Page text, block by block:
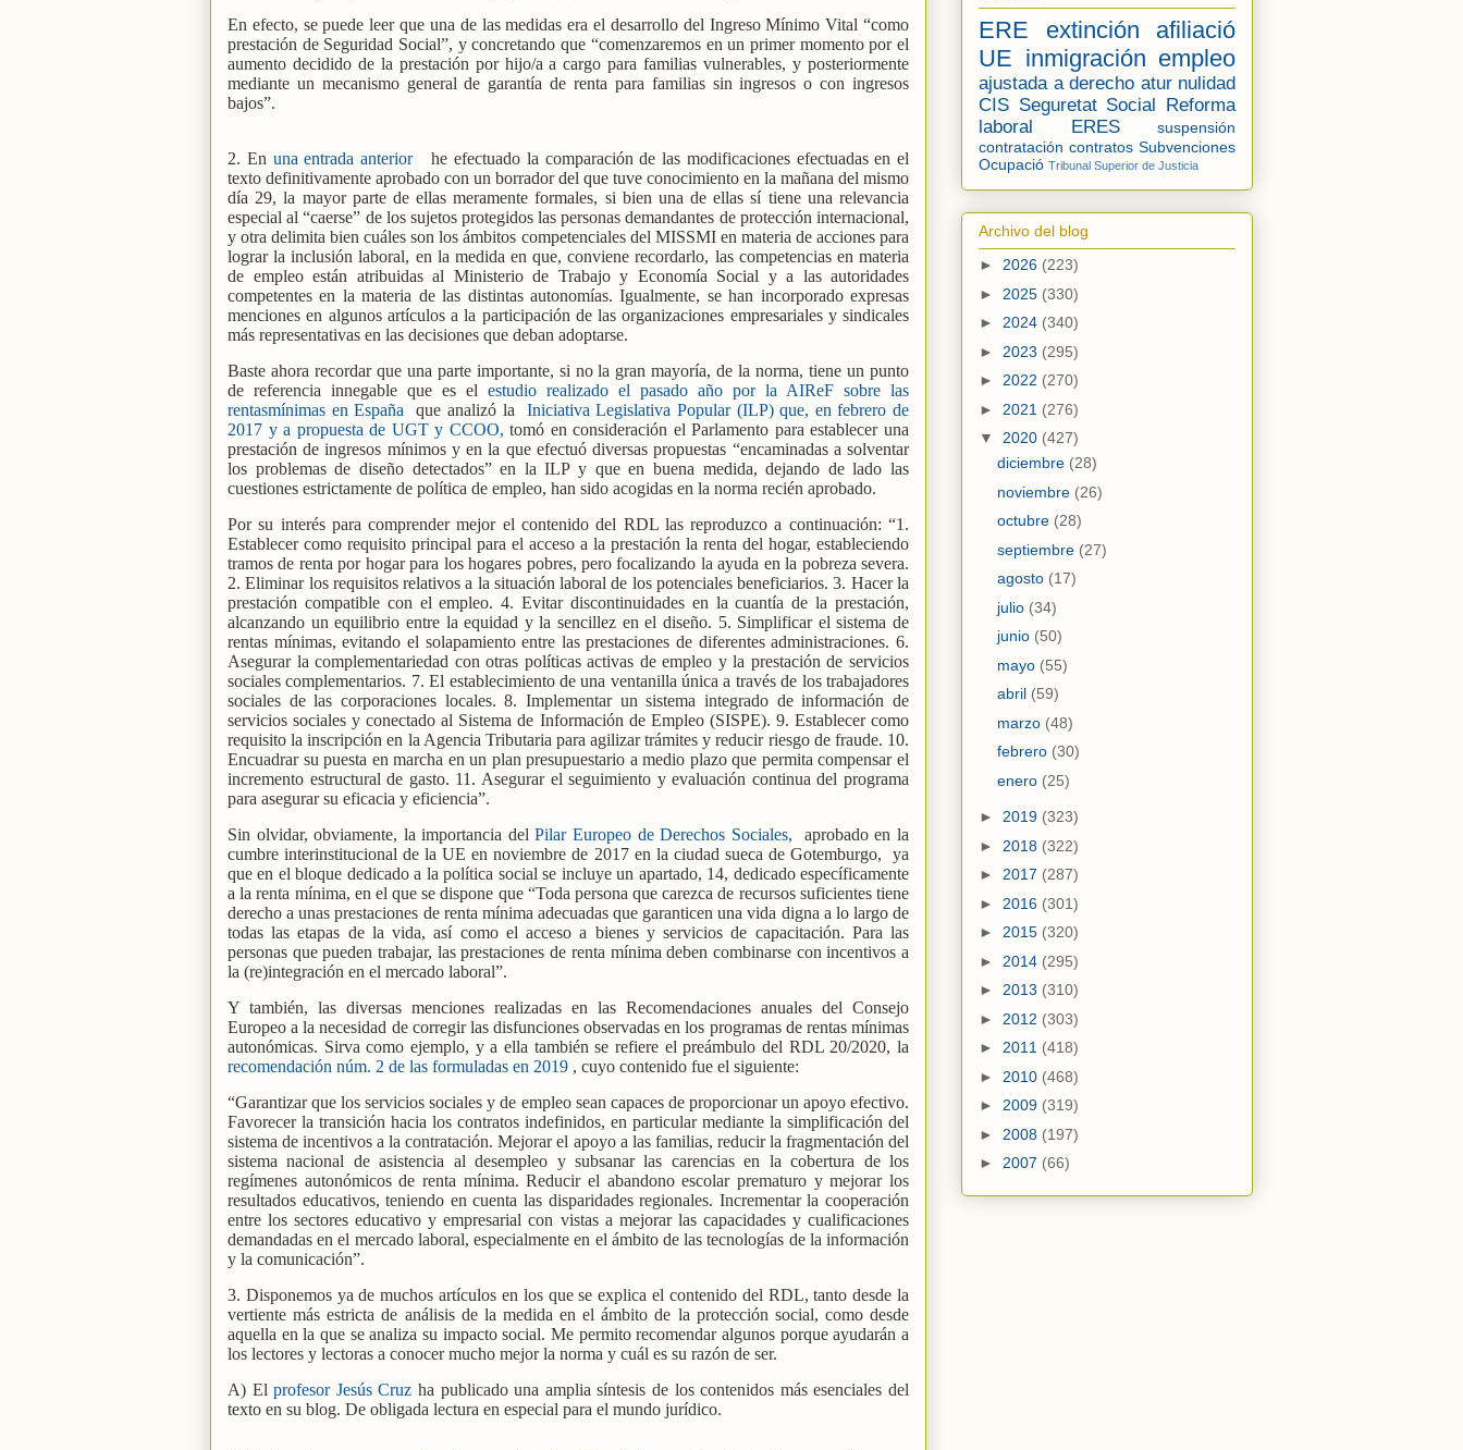
En efecto, se puede leer que una de las medidas era el desarrollo del Ingreso Mínimo Vital “como
prestación de Seguridad Social”, y concretando que “comenzaremos en un primer momento por el
aumento decidido de la prestación por hijo/a a cargo para familias vulnerables, y posteriormente
mediante un mecanismo general de garantía de renta para familias sin ingresos o con ingresos
bajos”.
2. En una entrada anterior
he efectuado la comparación de las modificaciones efectuadas en el
texto definitivamente aprobado con un borrador del que tuve conocimiento en la mañana del mismo
día 29, la mayor parte de ellas meramente formales, si bien una de ellas sí tiene una relevancia
especial al “caerse” de los sujetos protegidos las personas demandantes de protección internacional,
y otra delimita bien cuáles son los ámbitos competenciales del MISSMI en materia de acciones para
lograr la inclusión laboral, en la medida en que, conviene recordarlo, las competencias en materia
de empleo están atribuidas al Ministerio de Trabajo y Economía Social y a las autoridades
competentes en la materia de las distintas autonomías. Igualmente, se han incorporado expresas
menciones en algunos artículos a la participación de las organizaciones empresariales y sindicales
más representativas en las decisiones que deban adoptarse.
Baste ahora recordar que una parte importante, si no la gran mayoría, de la norma, tiene un punto
de referencia innegable que es el estudio realizado el pasado año por la AIReF sobre las
rentasmínimas en España
que analizó la
Iniciativa Legislativa Popular (ILP) que, en febrero de
2017 y a propuesta de UGT y CCOO, tomó en consideración el Parlamento para establecer una
prestación de ingresos mínimos y en la que efectuó diversas propuestas “encaminadas a solventar
los problemas de diseño detectados” en la ILP y que en buena medida, dejando de lado las
cuestiones estrictamente de política de empleo, han sido acogidas en la norma recién aprobado.
Por su interés para comprender mejor el contenido del RDL las reproduzco a continuación: “1.
Establecer como requisito principal para el acceso a la prestación la renta del hogar, estableciendo
tramos de renta por hogar para los hogares pobres, pero focalizando la ayuda en la pobreza severa.
2. Eliminar los requisitos relativos a la situación laboral de los potenciales beneficiarios. 3. Hacer la
prestación compatible con el empleo. 4. Evitar discontinuidades en la cuantía de la prestación,
alcanzando un equilibrio entre la equidad y la sencillez en el diseño. 5. Simplificar el sistema de
rentas mínimas, evitando el solapamiento entre las prestaciones de diferentes administraciones. 6.
Asegurar la complementariedad con otras políticas activas de empleo y la prestación de servicios
sociales complementarios. 7. El establecimiento de una ventanilla única a través de los trabajadores
sociales de las corporaciones locales. 8. Implementar un sistema integrado de información de
servicios sociales y conectado al Sistema de Información de Empleo (SISPE). 9. Establecer como
requisito la inscripción en la Agencia Tributaria para agilizar trámites y reducir riesgo de fraude. 10.
Encuadrar su puesta en marcha en un plan presupuestario a medio plazo que permita compensar el
incremento estructural de gasto. 11. Asegurar el seguimiento y evaluación continua del programa
para asegurar su eficacia y eficiencia”.
Sin olvidar, obviamente, la importancia delPilar Europeo de Derechos Sociales,
aprobado en la
cumbre interinstitucional de la UE en noviembre de 2017 en la ciudad sueca de Gotemburgo,
ya
que en el bloque dedicado a la política social se incluye un apartado, 14, dedicado específicamente
a la renta mínima, en el que se dispone que “Toda persona que carezca de recursos suficientes tiene
derecho a unas prestaciones de renta mínima adecuadas que garanticen una vida digna a lo largo de
todas las etapas de la vida, así como el acceso a bienes y servicios de capacitación. Para las
personas que pueden trabajar, las prestaciones de renta mínima deben combinarse con incentivos a
la (re)integración en el mercado laboral”.
Y también, las diversas menciones realizadas en las Recomendaciones anuales del Consejo
Europeo a la necesidad de corregir las disfunciones observadas en los programas de rentas mínimas
autonómicas. Sirva como ejemplo, y a ella también se refiere el preámbulo del RDL 20/2020, la
recomendación núm. 2 de las formuladas en 2019 , cuyo contenido fue el siguiente:
“Garantizar que los servicios sociales y de empleo sean capaces de proporcionar un apoyo efectivo.
Favorecer la transición hacia los contratos indefinidos, en particular mediante la simplificación del
sistema de incentivos a la contratación. Mejorar el apoyo a las familias, reducir la fragmentación del
sistema nacional de asistencia al desempleo y subsanar las carencias en la cobertura de los
regímenes autonómicos de renta mínima. Reducir el abandono escolar prematuro y mejorar los
resultados educativos, teniendo en cuenta las disparidades regionales. Incrementar la cooperación
entre los sectores educativo y empresarial con vistas a mejorar las capacidades y cualificaciones
demandadas en el mercado laboral, especialmente en el ámbito de las tecnologías de la información
y la comunicación”.
3. Disponemos ya de muchos artículos en los que se explica el contenido del RDL, tanto desde la
vertiente más estricta de análisis de la medida en el ámbito de la protección social, como desde
aquella en la que se analiza su impacto social. Me permito recomendar algunos porque ayudarán a
los lectores y lectoras a conocer mucho mejor la norma y cuál es su razón de ser.
A) Elprofesor Jesús Cruzha publicado una amplia síntesis de los contenidos más esenciales del
texto en su blog. De obligada lectura en especial para el mundo jurídico.
ERE extinción
afiliació
UE inmigración empleo
ajustada a derecho atur nulidad
CIS Seguretat Social Reforma
laboral
ERES
suspensión
contratación contratos Subvenciones
Ocupació Tribunal Superior de Justicia
Archivo del blog
► 2026 (223)
► 2025 (330)
► 2024 (340)
► 2023 (295)
► 2022 (270)
► 2021 (276)
▼ 2020 (427)
diciembre (28)
noviembre (26)
octubre (28)
septiembre (27)
agosto (17)
julio (34)
junio (50)
mayo (55)
abril (59)
marzo (48)
febrero (30)
enero (25)
► 2019 (323)
► 2018 (322)
► 2017 (287)
► 2016 (301)
► 2015 (320)
► 2014 (295)
► 2013 (310)
► 2012 (303)
► 2011 (418)
► 2010 (468)
► 2009 (319)
► 2008 (197)
► 2007 (66)